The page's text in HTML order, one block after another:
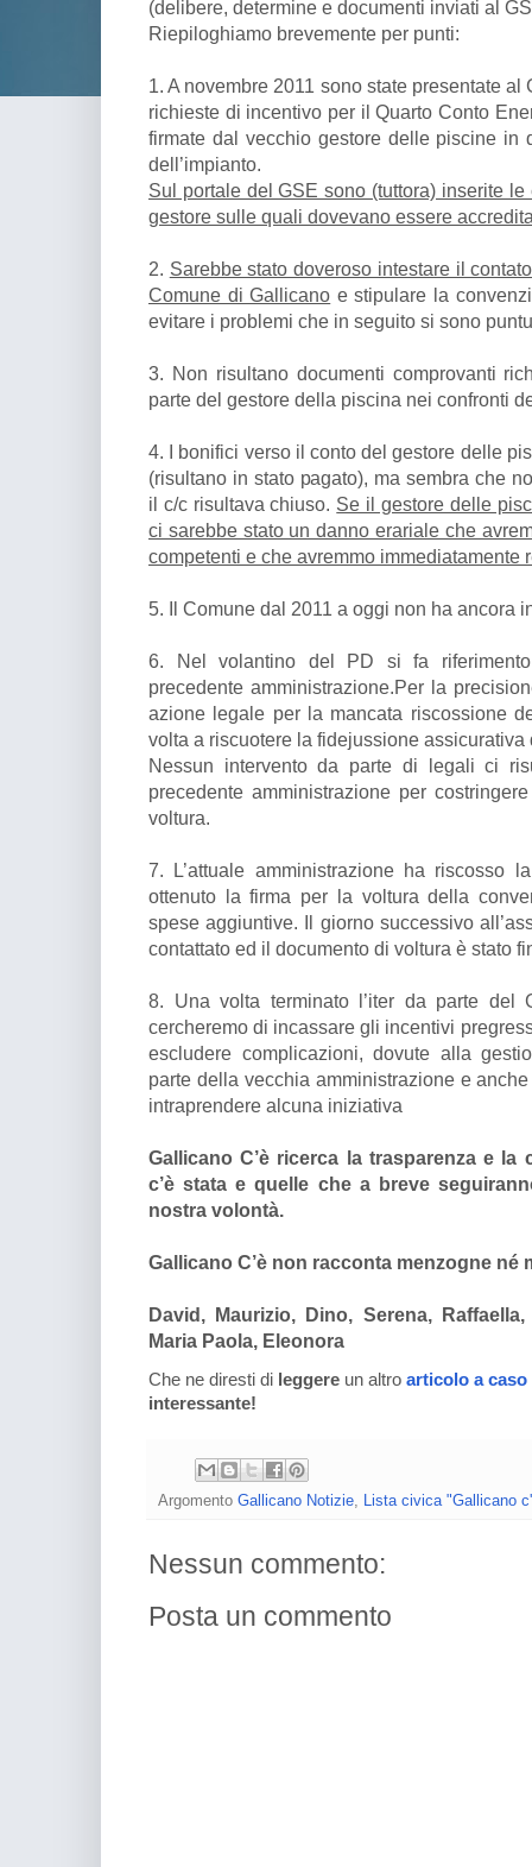
(delibere, determine e documenti inviati al
Riepiloghiamo brevemente per punti:
1. A novembre 2011 sono state presentate
richieste di incentivo per il Quarto Conto
firmate dal vecchio gestore delle piscine in
dell’impianto.
Sul portale del GSE sono (tuttora) inserite
gestore sulle quali dovevano essere
2. Sarebbe stato doveroso intestare il
Comune di Gallicano e stipulare la
evitare i problemi che in seguito si sono
3. Non risultano documenti comprovanti
parte del gestore della piscina nei confronti
4. I bonifici verso il conto del gestore delle
(risultano in stato pagato), ma sembra che
il c/c risultava chiuso. Se il gestore delle
ci sarebbe stato un danno erariale che
competenti e che avremmo immediatamente
5. Il Comune dal 2011 a oggi non ha ancora
6. Nel volantino del PD si fa
precedente amministrazione.Per la
azione legale per la mancata riscossione
volta a riscuotere la fidejussione assicurativa
Nessun intervento da parte di legali ci
precedente amministrazione per
voltura.
7. L’attuale amministrazione ha riscosso
ottenuto la firma per la voltura della
spese aggiuntive. Il giorno successivo
contattato ed il documento di voltura è stato
8. Una volta terminato l’iter da parte del
cercheremo di incassare gli incentivi
escludere complicazioni, dovute alla
parte della vecchia amministrazione e
intraprendere alcuna iniziativa
Gallicano C’è ricerca la trasparenza e la
c’è stata e quelle che a breve
nostra volontà.
Gallicano C’è non racconta menzogne né
David, Maurizio, Dino, Serena,
Maria Paola, Eleonora
Che ne diresti di leggere un altro articolo a caso
interessante!
Argomento Gallicano Notizie Lista civica "Gallicano
Nessun commento:
Posta un commento